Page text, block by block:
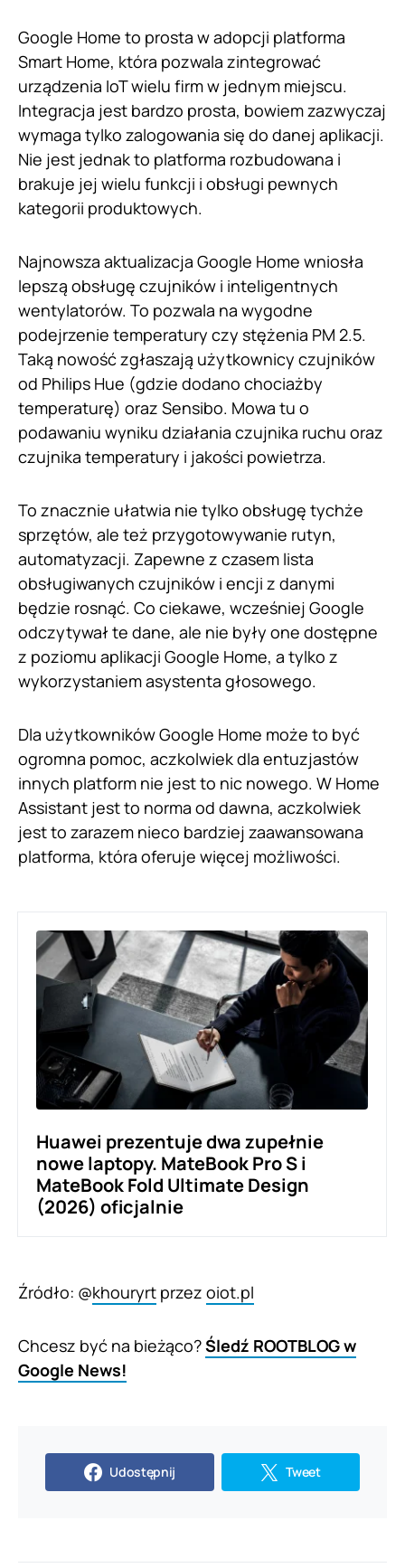
Google Home to prosta w adopcji platforma
Smart Home, która pozwala zintegrować
urządzenia IoT wielu firm w jednym miejscu.
Integracja jest bardzo prosta, bowiem zazwyczaj
wymaga tylko zalogowania się do danej aplikacji.
Nie jest jednak to platforma rozbudowana i
brakuje jej wielu funkcji i obsługi pewnych
kategorii produktowych.
Najnowsza aktualizacja Google Home wniosła
lepszą obsługę czujników i inteligentnych
wentylatorów. To pozwala na wygodne
podejrzenie temperatury czy stężenia PM 2.5.
Taką nowość zgłaszają użytkownicy czujników
od Philips Hue (gdzie dodano chociażby
temperaturę) oraz Sensibo. Mowa tu o
podawaniu wyniku działania czujnika ruchu oraz
czujnika temperatury i jakości powietrza.
To znacznie ułatwia nie tylko obsługę tychże
sprzętów, ale też przygotowywanie rutyn,
automatyzacji. Zapewne z czasem lista
obsługiwanych czujników i encji z danymi
będzie rosnąć. Co ciekawe, wcześniej Google
odczytywał te dane, ale nie były one dostępne
z poziomu aplikacji Google Home, a tylko z
wykorzystaniem asystenta głosowego.
Dla użytkowników Google Home może to być
ogromna pomoc, aczkolwiek dla entuzjastów
innych platform nie jest to nic nowego. W Home
Assistant jest to norma od dawna, aczkolwiek
jest to zarazem nieco bardziej zaawansowana
platforma, która oferuje więcej możliwości.
Huawei prezentuje dwa zupełnie
nowe laptopy. MateBook Pro S i
MateBook Fold Ultimate Design
(2026) oficjalnie
Źródło: @khouryrt przez oiot.pl
Chcesz być na bieżąco?Śledź ROOTBLOG w
Google News!
Udostępnij Tweet